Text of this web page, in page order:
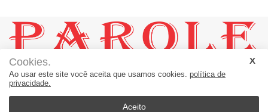
JORNAL PAROLE:
Um Jornal a Serviço de Ascurra - Palavras a Serviço da Notícia
Apiúna - SC - Brasil
Cookies.
Ao usar este site você aceita que usamos cookies. política de
privacidade.
Aceito